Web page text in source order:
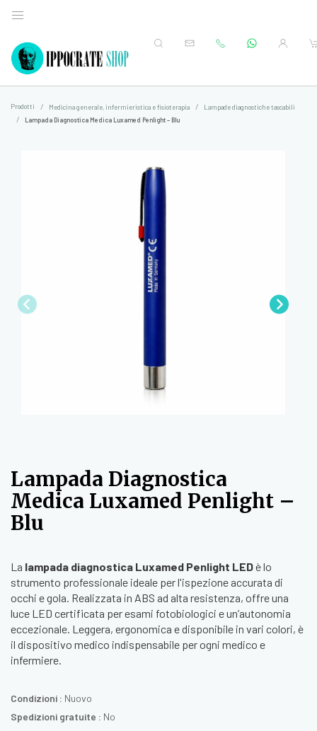
Prodotti Medicina generale, infermieristica e fisioterapia
Lampade diagnostiche tascabili
Lampada Diagnostica Medica Luxamed Penlight – Blu
Lampada Diagnostica
Medica Luxamed Penlight –
Blu
La lampada diagnostica Luxamed Penlight LEDè lo
strumento professionale ideale per l'ispezione accurata di
occhi e gola. Realizzata in ABS ad alta resistenza, offre una
luce LED certificata per esami fotobiologici e un’autonomia
eccezionale. Leggera, ergonomica e disponibile in vari colori, è
il dispositivo medico indispensabile per ogni medico e
infermiere.
Condizioni : Nuovo
Spedizioni gratuite : No